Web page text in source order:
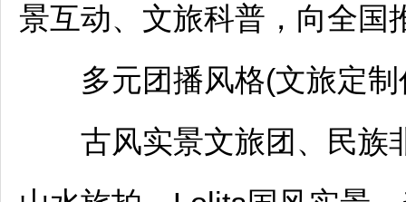
景互动、文旅科普，向全国
多元团播风格(文旅定制
古风实景文旅团、民族